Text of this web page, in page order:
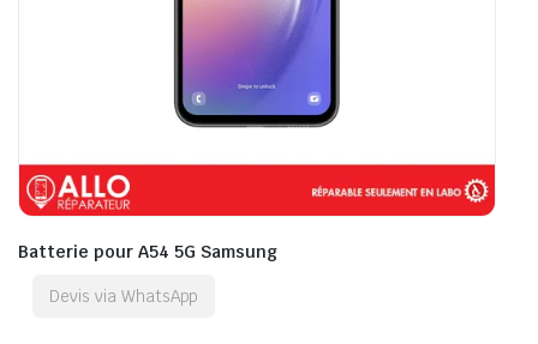
Batterie pour A54 5G Samsung
Devis via WhatsApp